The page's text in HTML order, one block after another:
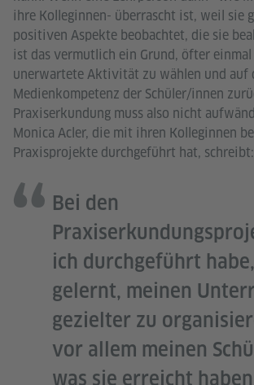
ihre Kolleginnen- überrascht ist, weil sie
positiven Aspekte beobachtet, die sie
ist das vermutlich ein Grund, öfter einmal
unerwartete Aktivität zu wählen und auf
Medienkompetenz der Schüler/innen
Praxiserkundung muss also nicht
Monica Acler, die mit ihren Kolleginnen
Praxisprojekte durchgeführt hat, schreibt:
Bei den
ich durchgeführt
gelernt, meinen
gezielter zu
vor allem meinen
was sie erreicht